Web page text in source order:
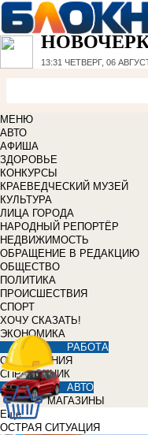
13:31 ЧЕТВЕРГ, 06
МЕНЮ
АВТО
АФИША
ЗДОРОВЬЕ
КОНКУРСЫ
КРАЕВЕДЧЕСКИЙ МУЗЕЙ
КУЛЬТУРА
ЛИЦА ГОРОДА
НАРОДНЫЙ РЕПОРТЁР
НЕДВИЖИМОСТЬ
ОБРАЩЕНИЕ В РЕДАКЦИЮ
ОБЩЕСТВО
ПОЛИТИКА
ПРОИСШЕСТВИЯ
СПОРТ
ХОЧУ СКАЗАТЬ!
ЭКОНОМИКА
РАБОТА
ОБЪЯВЛЕНИЯ
СПРАВОЧНИК
АВТО
МАГАЗИНЫ
Еще
ОСТРАЯ СИТУАЦИЯ